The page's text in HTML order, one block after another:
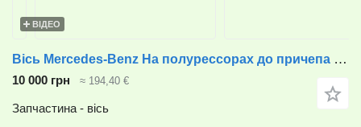
ВІДЕО
Вісь Mercedes-Benz На полурессорах до причепа Полуприцеп
10 000 грн ≈ 194,40 €
Запчастина - вісь